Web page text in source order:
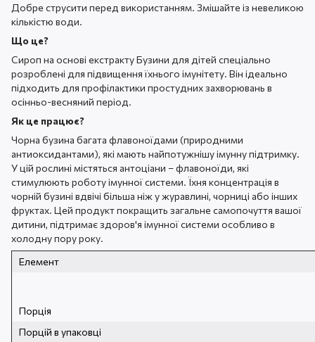
Добре струсити перед використанням. Змішайте із невеликою
кількістю води.
Що це?
Сироп на основі екстракту Бузини для дітей спеціально
розроблені для підвищення їхнього імунітету. Він ідеально
підходить для профілактики простудних захворювань в
осінньо-весняний період.
Як це працює?
Чорна бузина багата флавоноїдами (природними
антиоксидантами), які мають найпотужнішу імунну підтримку.
У цій рослині містяться антоціани – флавоноїди, які
стимулюють роботу імунної системи. Їхня концентрація в
чорній бузині вдвічі більша ніж у журавлині, чорниці або інших
фруктах. Цей продукт покращить загальне самопочуття вашої
дитини, підтримає здоров'я імунної системи особливо в
холодну пору року.
Елемент
Порція
Порцій в упаковці